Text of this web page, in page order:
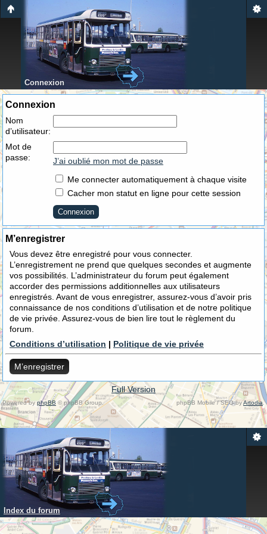
Connexion
Connexion
Nom
d’utilisateur:
Mot de
passe:
J’ai oublié mon mot de passe
Me connecter automatiquement à chaque visite
Cacher mon statut en ligne pour cette session
M’enregistrer
Vous devez être enregistré pour vous connecter.
L’enregistrement ne prend que quelques secondes et augmente
vos possibilités. L’administrateur du forum peut également
accorder des permissions additionnelles aux utilisateurs
enregistrés. Avant de vous enregistrer, assurez-vous d’avoir pris
connaissance de nos conditions d’utilisation et de notre politique
de vie privée. Assurez-vous de bien lire tout le règlement du
forum.
Conditions d’utilisation | Politique de vie privée
M’enregistrer
Full Version
Powered byphpBB © phpBB Group. phpBB Mobile / SEO byArtodia .
Index du forum